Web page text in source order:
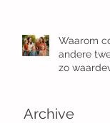
Waarom
andere
zo
Archive